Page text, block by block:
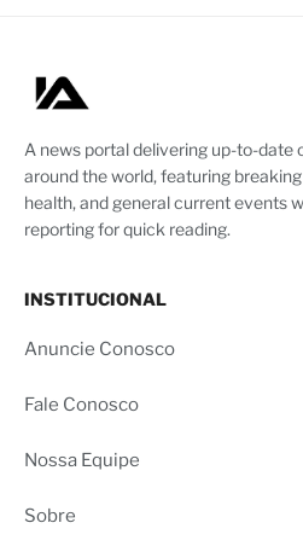
A news portal delivering up-to-date
around the world, featuring
health, and general current events
reporting for quick reading.
INSTITUCIONAL
Anuncie Conosco
Fale Conosco
Nossa Equipe
Sobre